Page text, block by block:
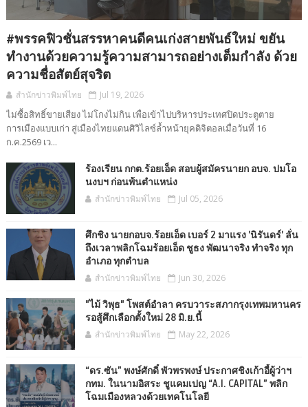
#พรรคฟิวชั่นสรรหาคนดีคนเก่งสายพันธ์ใหม่ ขยัน
ทำงานด้วยความรู้ความสามารถอย่างเต็มกำลัง ด้วย
ความชื่อสัตย์สุจริต
สำนักข่าวพิมพ์ไทย Jul 19, 2026
ไม่ซื้อสิทธิ์ขายเสียง ไม่โกงไม่กิน เพื่อเข้าไปบริหารประเทศปิดประตูตาย
การเมืองแบบเก่า สู่เมืองไทยแดนศิวิไลซ์ล้ำหน้ายุคดิจิตอลเมื่อวันที่ 16
ก.ค.2569 เว...
ร้องเรียน กกต.ร้อยเอ็ด สอบผู้สมัครนายก อบจ. ปมโอ
นงบฯ ก่อนพ้นตำแหน่ง
สำนักข่าวพิมพ์ไทย
Jul 05, 2026
ศึกชิง นายกอบจ.ร้อยเอ็ด เบอร์ 2 มาแรง 'นิรันดร์' ลั่น
ถึงเวลาพลิกโฉมร้อยเอ็ด ชูธง พัฒนาจริง ทำจริง ทุก
อำเภอ ทุกตำบล
สำนักข่าวพิมพ์ไทย
Jun 30, 2026
"ไม้ วิพุธ" โพสต์อำลา ครบวาระสภากรุงเทพมหานคร
รอสู้ศึกเลือกตั้งใหม่ 28 มิ.ย.นี้
สำนักข่าวพิมพ์ไทย
May 22, 2026
“ดร.ซัน” พงษ์ศักดิ์ พัวพรพงษ์ ประกาศชิงเก้าอี้ผู้ว่าฯ
กทม. ในนามอิสระ ชูแคมเปญ “A.I. CAPITAL” พลิก
โฉมเมืองหลวงด้วยเทคโนโลยี